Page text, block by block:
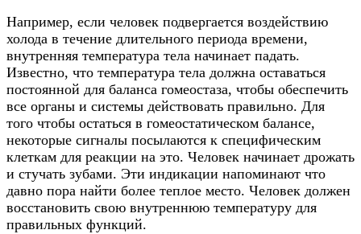
Например, если человек подвергается воздействию
холода в течение длительного периода времени,
внутренняя температура тела начинает падать.
Известно, что температура тела должна оставаться
постоянной для баланса гомеостаза, чтобы обеспечить
все органы и системы действовать правильно. Для
того чтобы остаться в гомеостатическом балансе,
некоторые сигналы посылаются к специфическим
клеткам для реакции на это. Человек начинает дрожать
и стучать зубами. Эти индикации напоминают что
давно пора найти более теплое место. Человек должен
восстановить свою внутреннюю температуру для
правильных функций.